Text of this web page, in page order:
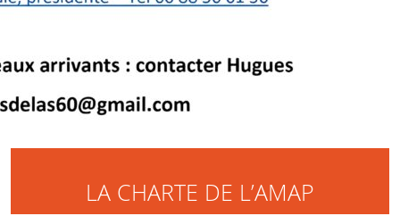
LA CHARTE DE L’AMAP